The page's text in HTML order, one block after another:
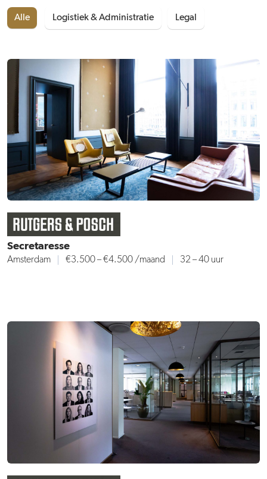
Alle Logistiek & Administratie Legal
Secretaresse
Amsterdam €3.500 – €4.500/maand 32 – 40 uur